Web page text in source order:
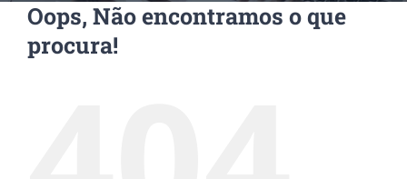
Oops, Não encontramos o que
procura!